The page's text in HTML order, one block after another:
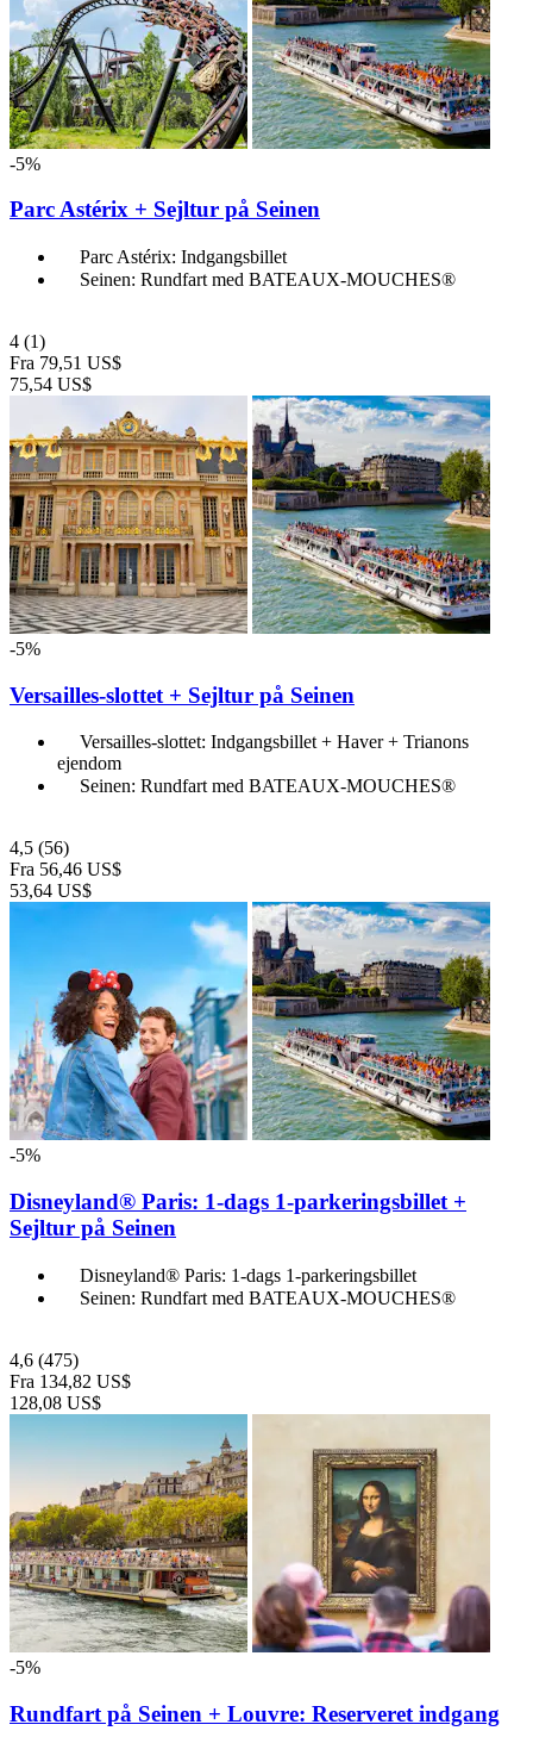
-5%
Parc Astérix + Sejltur på Seinen
Parc Astérix: Indgangsbillet
Seinen: Rundfart med BATEAUX-MOUCHES®
4 (1)
Fra 79,51 US$
75,54 US$
-5%
Versailles-slottet + Sejltur på Seinen
Versailles-slottet: Indgangsbillet + Haver + Trianons
ejendom
Seinen: Rundfart med BATEAUX-MOUCHES®
4,5 (56)
Fra 56,46 US$
53,64 US$
-5%
Disneyland® Paris: 1-dags 1-parkeringsbillet +
Sejltur på Seinen
Disneyland® Paris: 1-dags 1-parkeringsbillet
Seinen: Rundfart med BATEAUX-MOUCHES®
4,6 (475)
Fra 134,82 US$
128,08 US$
-5%
Rundfart på Seinen + Louvre: Reserveret indgang